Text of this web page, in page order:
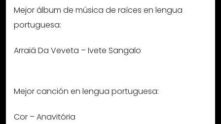
Mejor álbum de música de raíces en lengua
portuguesa:
Arraiá Da Veveta – Ivete Sangalo
Mejor canción en lengua portuguesa:
Cor – Anavitória